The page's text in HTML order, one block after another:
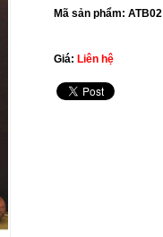
Mã sản phẩm: ATB02
Giá: Liên hệ